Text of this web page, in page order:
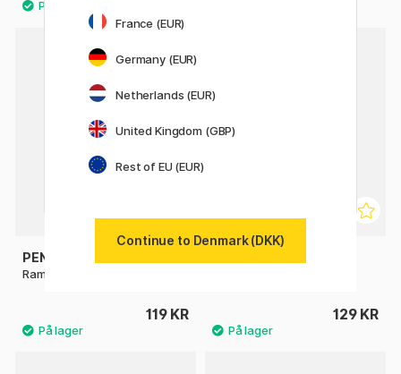
PEN STORE
Ramme i eg 21x29,7 cm A4
119 KR 129 KR
France (EUR)
Germany (EUR)
Netherlands (EUR)
United Kingdom (GBP)
Rest of EU (EUR)
Continue to Denmark (DKK)